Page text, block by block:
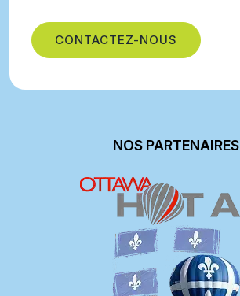
CONTACTEZ-NOUS
NOS PARTENAIRES